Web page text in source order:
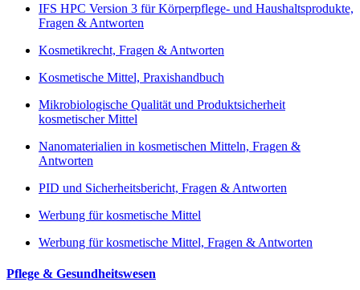
IFS HPC Version 3 für Körperpflege- und Haushaltsprodukte,
Fragen & Antworten
Kosmetikrecht, Fragen & Antworten
Kosmetische Mittel, Praxishandbuch
Mikrobiologische Qualität und Produktsicherheit
kosmetischer Mittel
Nanomaterialien in kosmetischen Mitteln, Fragen &
Antworten
PID und Sicherheitsbericht, Fragen & Antworten
Werbung für kosmetische Mittel
Werbung für kosmetische Mittel, Fragen & Antworten
Pflege & Gesundheitswesen